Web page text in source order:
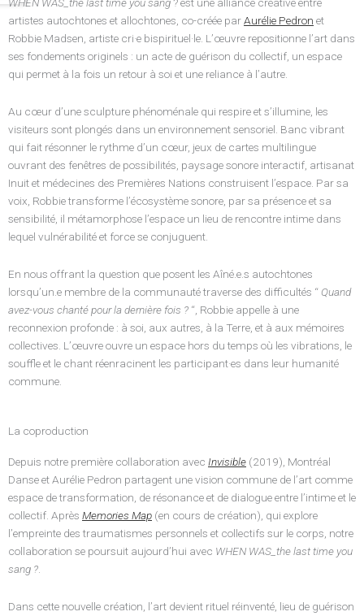
artistes autochtones et allochtones, co-créée parAurélie Pedron et
Robbie Madsen, artiste cri·e bispirituel·le. L’œuvre repositionne l’art dans
ses fondements originels : un acte de guérison du collectif, un espace
qui permet à la fois un retour à soi et une reliance à l’autre.
Au cœur d’une sculpture phénoménale qui respire et s’illumine, les
visiteurs sont plongés dans un environnement sensoriel. Banc vibrant
qui fait résonner le rythme d’un cœur, jeux de cartes multilingue
ouvrant des fenêtres de possibilités, paysage sonore interactif, artisanat
Inuit et médecines des Premières Nations construisent l’espace. Par sa
voix, Robbie transforme l’écosystème sonore, par sa présence et sa
sensibilité, il métamorphose l’espace un lieu de rencontre intime dans
lequel vulnérabilité et force se conjuguent.
En nous offrant la question que posent les Aîné.e.s autochtones
lorsqu’un.e membre de la communauté traverse des difficultés “ Quand
avez-vous chanté pour la dernière fois ? “, Robbie appelle à une
reconnexion profonde : à soi, aux autres, à la Terre, et à aux mémoires
collectives. L’œuvre ouvre un espace hors du temps où les vibrations, le
souffle et le chant réenracinent les participant·es dans leur humanité
commune.
La coproduction
Depuis notre première collaboration avec Invisible (2019), Montréal
Danse et Aurélie Pedron partagent une vision commune de l’art comme
espace de transformation, de résonance et de dialogue entre l’intime et le
collectif. Après Memories Map (en cours de création), qui explore
l’empreinte des traumatismes personnels et collectifs sur le corps, notre
collaboration se poursuit aujourd’hui avec WHEN WAS_the last time you
sang ?
Dans cette nouvelle création, l’art devient rituel réinventé, lieu de guérison